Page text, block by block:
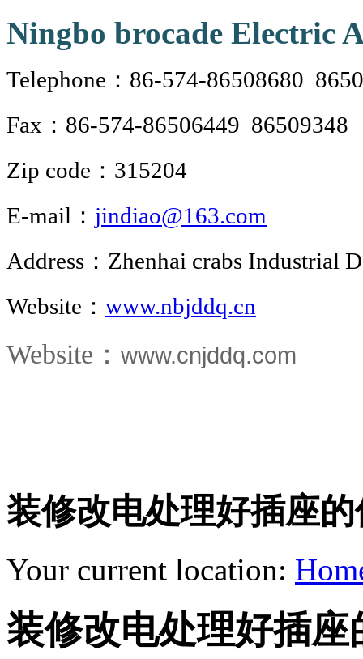
Ningbo brocade Electric
Telephone：86-574-86508680
Fax：86-574-86506449 86509348
Zip code：315204
E-mail： jindiao@163.com
Address：Zhenhai crabs Industrial
Website： www.nbjddq.cn
Website： www.cnjddq.com
装修改电处理好插座
Your current location:
装修改电处理好插座